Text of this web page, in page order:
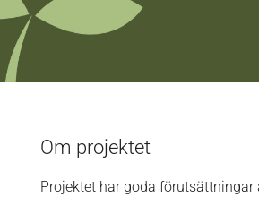
Om projektet
Projektet har goda förutsättningar